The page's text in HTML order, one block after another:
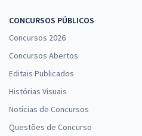
CONCURSOS PÚBLICOS
Concursos 2026
Concursos Abertos
Editais Publicados
Histórias Visuais
Notícias de Concursos
Questões de Concurso